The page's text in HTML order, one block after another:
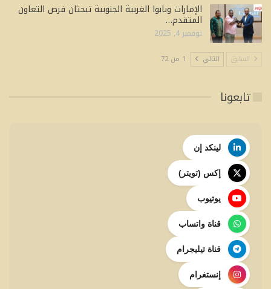
الإمارات وبابوا الغربية الجنوبية تبحثان فرص التعاون
المتقدم…
نوفمبر 4, 2025
السابق التالي 1 من 72
تابعونا
لينكد إن
إكس (تويتر)
يوتيوب
قناة واتساب
قناة تيليجرام
إنستغرام